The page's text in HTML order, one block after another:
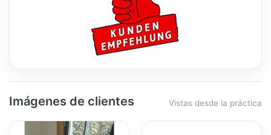
Imágenes de clientes Vistas desde la práctica